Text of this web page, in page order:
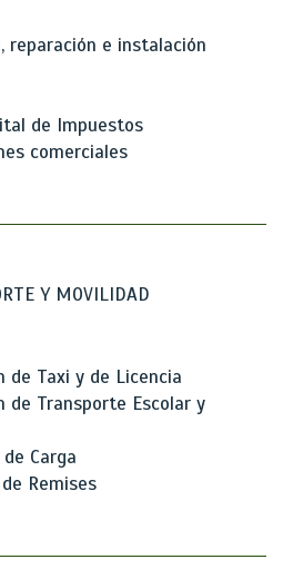
reparación e instalación
de Impuestos
comerciales
Y MOVILIDAD
de Taxi y de Licencia
de Transporte Escolar y
Carga
Remises